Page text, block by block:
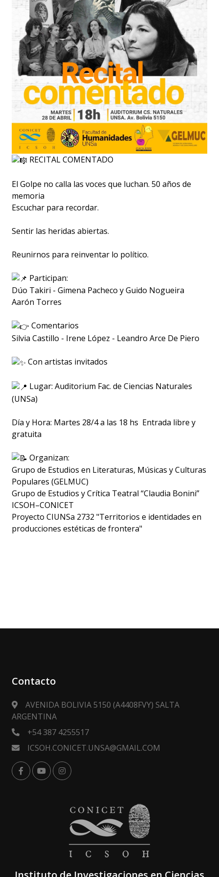
RECITAL COMENTADO
El Golpe no calla las voces que luchan. 50 años de
memoria
Escuchar para recordar.
Sentir las heridas abiertas.
Reunirnos para reinventar lo político.
Participan:
Dúo Takiri - Gimena Pacheco y Guido Nogueira
Aarón Torres
Comentarios
Silvia Castillo - Irene López - Leandro Arce De Piero
Con artistas invitados
Lugar: Auditorium Fac. de Ciencias Naturales
(UNSa)
Día y Hora: Martes 28/4 a las 18 hs Entrada libre y
gratuita
Organizan:
Grupo de Estudios en Literaturas, Músicas y Culturas
Populares (GELMUC)
Grupo de Estudios y Crítica Teatral “Claudia Bonini”
ICSOH–CONICET
Proyecto CIUNSa 2732 "Territorios e identidades en
producciones estéticas de frontera"
Contacto
AVENIDA BOLIVIA 5150 (A4408FVY) SALTA
ARGENTINA
+54 387 4255517
ICSOH.CONICET.UNSA@GMAIL.COM